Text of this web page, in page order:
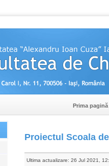
Prima pagină
Proiectul Scoala
Ultima actualizare: 26 Jul 2021,